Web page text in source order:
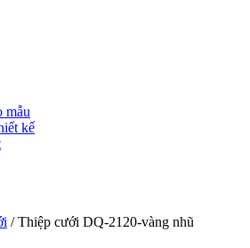
mẫu
kế
/ Thiệp cưới DQ-2120-vàng nhũ